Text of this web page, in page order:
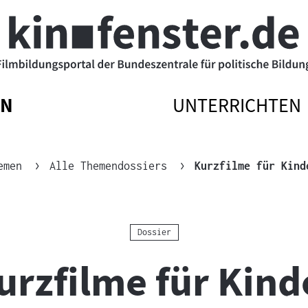
UNTERRICHTEN
Alle Themendossiers Kurzfilme für
Kategorie:
Dossier
für